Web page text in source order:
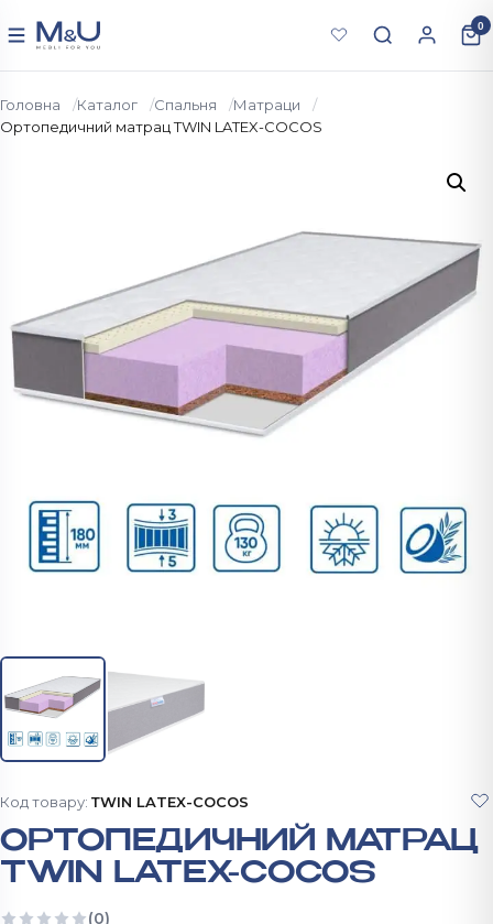
Меню 0
Головна Каталог Спальня
Матраци
Ортопедичний матрац ТWIN LATEX-COCOS
Код товару: ТWIN LATEX-COCOS
ОРТОПЕДИЧНИЙ МАТРАЦ
ТWIN LATEX-COCOS
(0)